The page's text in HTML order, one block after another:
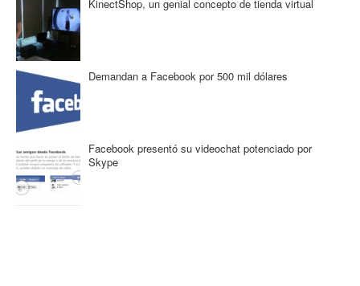
KinectShop, un genial concepto de tienda virtual
Demandan a Facebook por 500 mil dólares
Facebook presentó su videochat potenciado por
Skype